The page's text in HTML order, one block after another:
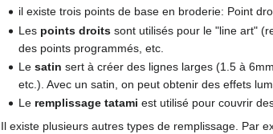
il existe trois points de base en broderie: Point
Les points droits sont utilisés pour le "line art"
des points programmés, etc.
Lesatin sert à créer des lignes larges (1.5 à
etc.). Avec un satin, on peut obtenir des effets
Le remplissage tatami est utilisé pour couvrir
Il existe plusieurs autres types de remplissage. Par